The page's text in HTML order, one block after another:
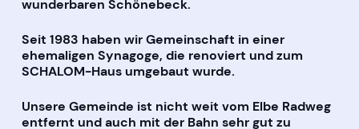
wunderbaren Schönebeck.
Seit 1983 haben wir Gemeinschaft in einer
ehemaligen Synagoge, die renoviert und zum
SCHALOM-Haus umgebaut wurde.
Unsere Gemeinde ist nicht weit vom Elbe Radweg
entfernt und auch mit der Bahn sehr gut zu